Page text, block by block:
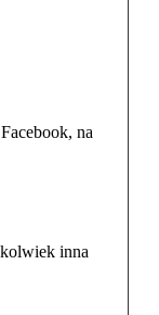
na
inna